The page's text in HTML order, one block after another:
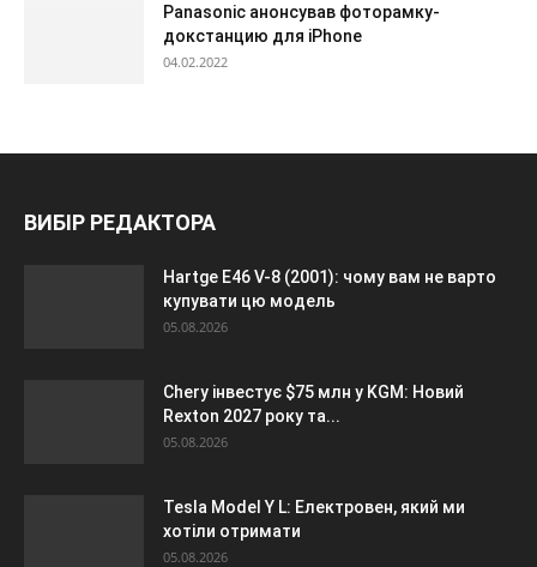
Panasonic анонсував фоторамку-
докстанцию для iPhone
04.02.2022
ВИБІР РЕДАКТОРА
Hartge E46 V-8 (2001): чому вам не варто
купувати цю модель
05.08.2026
Chery інвестує $75 млн у KGM: Новий
Rexton 2027 року та...
05.08.2026
Tesla Model Y L: Електровен, який ми
хотіли отримати
05.08.2026